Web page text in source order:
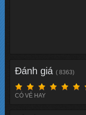
Đánh giá ( 8363)
CÓ VẺ HAY